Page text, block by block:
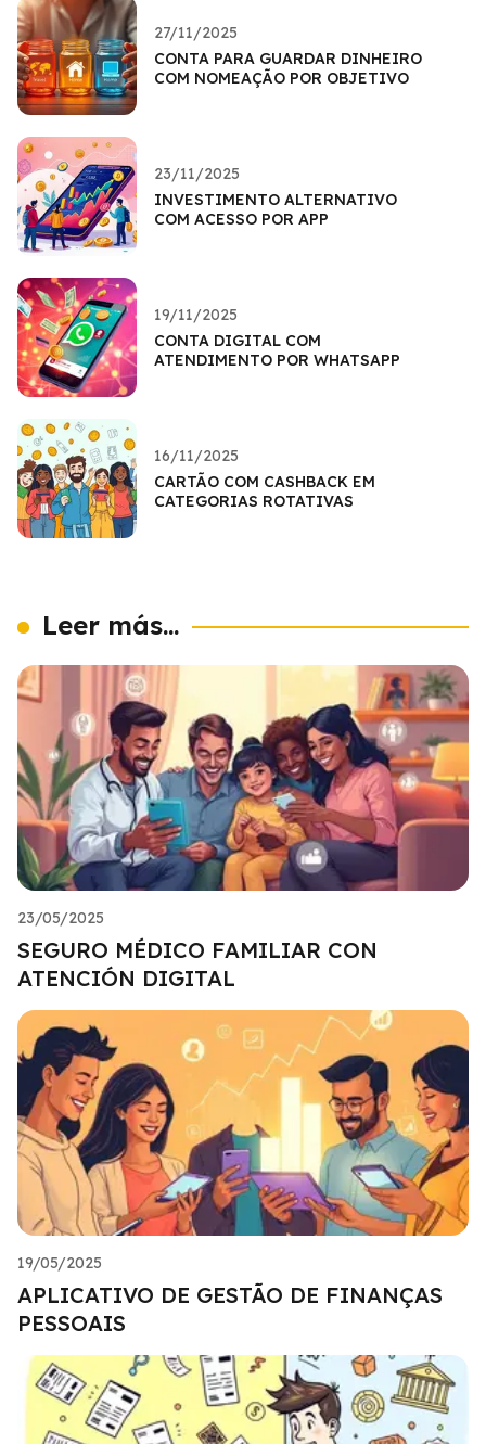
27/11/2025
CONTA PARA GUARDAR DINHEIRO
COM NOMEAÇÃO POR OBJETIVO
23/11/2025
INVESTIMENTO ALTERNATIVO
COM ACESSO POR APP
19/11/2025
CONTA DIGITAL COM
ATENDIMENTO POR WHATSAPP
16/11/2025
CARTÃO COM CASHBACK EM
CATEGORIAS ROTATIVAS
Leer más...
23/05/2025
SEGURO MÉDICO FAMILIAR CON
ATENCIÓN DIGITAL
19/05/2025
APLICATIVO DE GESTÃO DE FINANÇAS
PESSOAIS